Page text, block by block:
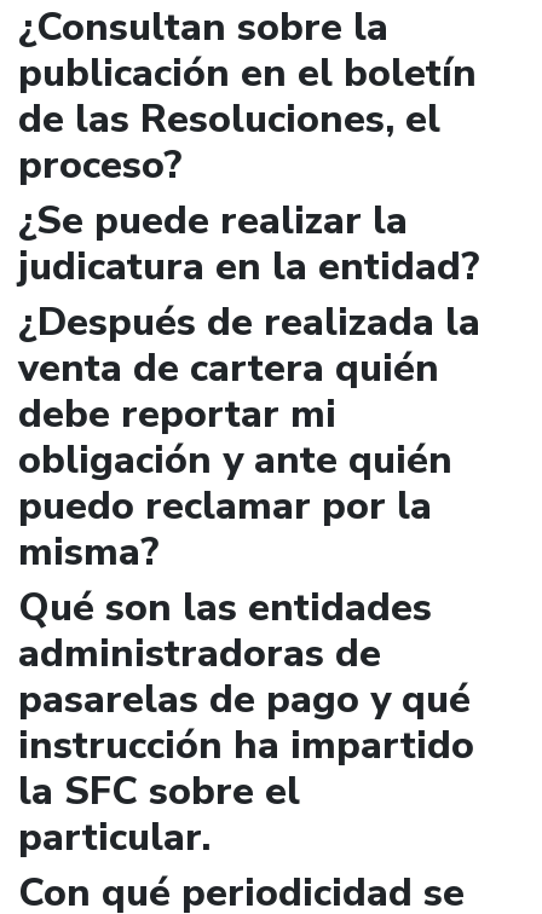
¿Consultan sobre la
publicación en el boletín
de las Resoluciones, el
proceso?
¿Se puede realizar la
judicatura en la entidad?
¿Después de realizada la
venta de cartera quién
debe reportar mi
obligación y ante quién
puedo reclamar por la
misma?
Qué son las entidades
administradoras de
pasarelas de pago y qué
instrucción ha impartido
la SFC sobre el
particular.
Con qué periodicidad se